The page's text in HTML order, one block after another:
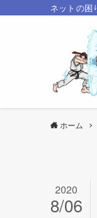
ネットの困
ホーム
2020
8/06